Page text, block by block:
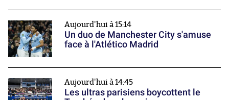
Aujourd'hui à 15:14
Un duo de Manchester City s'amuse
face à l'Atlético Madrid
Aujourd'hui à 14:45
Les ultras parisiens boycottent le